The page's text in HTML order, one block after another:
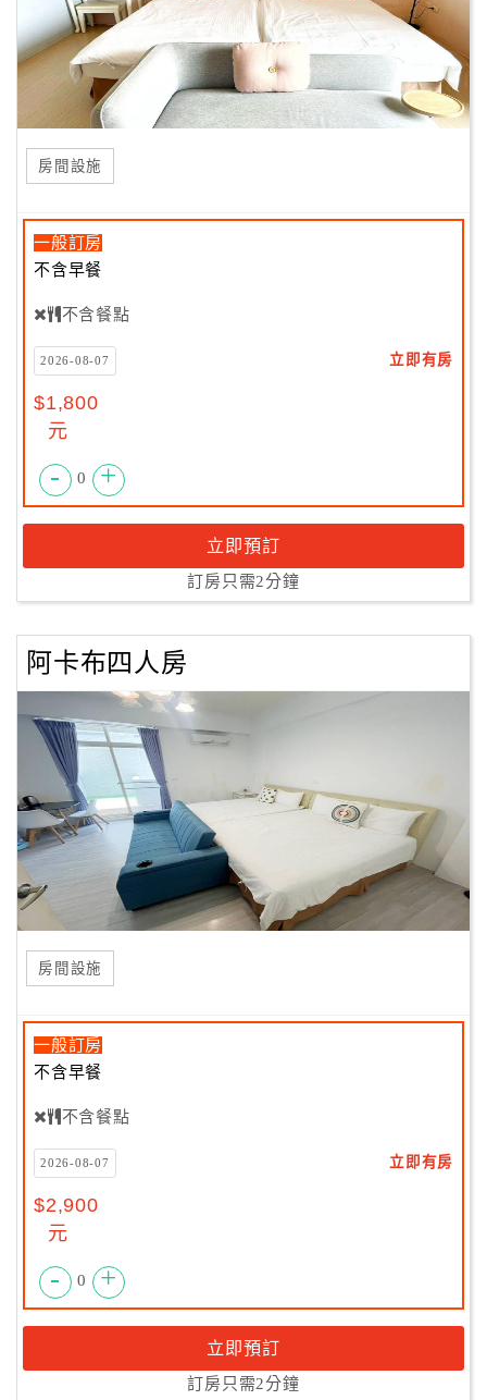
房間設施
一般訂房
不含早餐
不含餐點
2026-08-07 立即有房
$1,800
元
- 0 +
立即預訂
訂房只需2分鐘
阿卡布四人房
房間設施
一般訂房
不含早餐
不含餐點
2026-08-07 立即有房
$2,900
元
- 0 +
立即預訂
訂房只需2分鐘